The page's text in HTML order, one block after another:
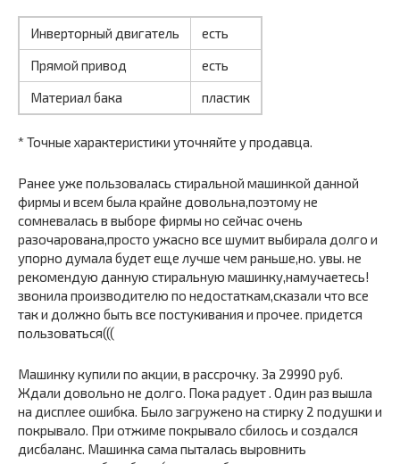
Инверторный двигатель
есть
Прямой привод
есть
Материал бака
пластик
* Точные характеристики уточняйте у продавца.
Ранее уже пользовалась стиральной машинкой данной
фирмы и всем была крайне довольна,поэтому не
сомневалась в выборе фирмы но сейчас очень
разочарована,просто ужасно все шумит выбирала долго и
упорно думала будет еще лучше чем раньше,но. увы. не
рекомендую данную стиральную машинку,намучаетесь!
звонила производителю по недостаткам,сказали что все
так и должно быть все постукивания и прочее. придется
пользоваться(((
Машинку купили по акции, в рассрочку. За 29990 руб.
Ждали довольно не долго. Пока радует . Один раз вышла
на дисплее ошибка. Было загружено на стирку 2 подушки и
покрывало. При отжиме покрывало сбилось и создался
дисбаланс. Машинка сама пыталась выровнить